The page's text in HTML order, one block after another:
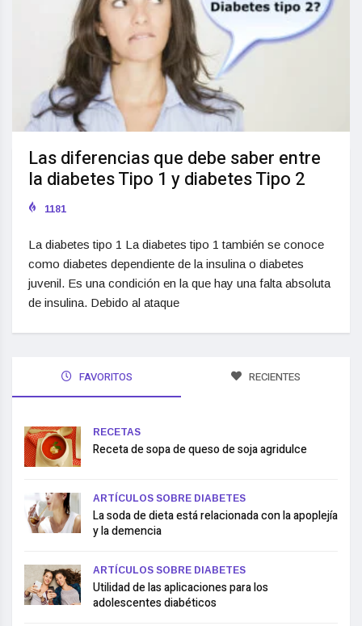
Las diferencias que debe saber entre
la diabetes Tipo 1 y diabetes Tipo 2
1181
La diabetes tipo 1 La diabetes tipo 1 también se conoce
como diabetes dependiente de la insulina o diabetes
juvenil. Es una condición en la que hay una falta absoluta
de insulina. Debido al ataque
FAVORITOS RECIENTES
RECETAS
Receta de sopa de queso de soja agridulce
ARTÍCULOS SOBRE DIABETES
La soda de dieta está relacionada con la apoplejía
y la demencia
ARTÍCULOS SOBRE DIABETES
Utilidad de las aplicaciones para los
adolescentes diabéticos